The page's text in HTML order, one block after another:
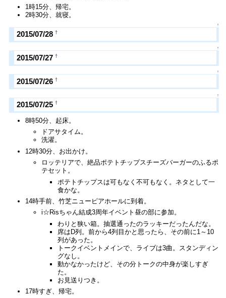
1時15分、帰宅。
2時30分、就寝。
↑
2015/07/28 †
↑
2015/07/27 †
↑
2015/07/26 †
↑
2015/07/25 †
8時50分、起床。
ドアサタイム。
洗濯。
12時30分、お出かけ。
ロッテリアで、絶品ポテトチップスチーズバーガーのふるポ
テセット。
ポテトチップスは可もなく不可もなく。ネタとして一
食かな。
14時手前、竹芝ニューピアホールに到着。
i☆Risちゃん結成3周年イベント昼の部に参加。
わりと狭い箱。抽選通ったのラッキーだったんだな。
席はD列。前から4列目かと思ったら、その前に1～10
列があった。
トークイベントメインで、ライブは3曲。スタンディン
グなし。
動かなかったけど、その分トークの中身が楽しすぎ
た。
お見送りつき。
17時すぎ、帰宅。